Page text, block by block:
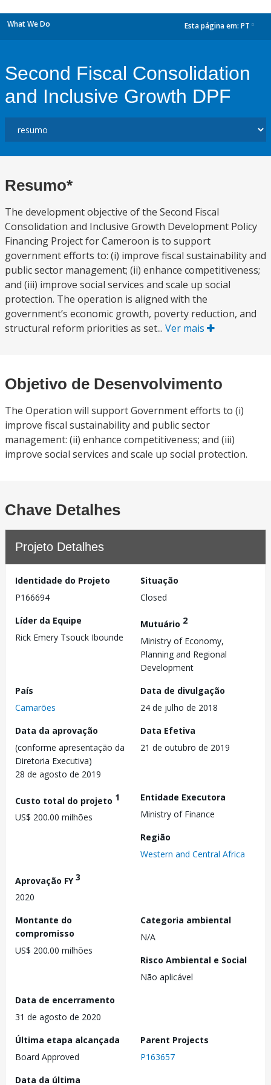
What We Do Esta página em: PT
Second Fiscal Consolidation
and Inclusive Growth DPF
Resumo*
The development objective of the Second Fiscal
Consolidation and Inclusive Growth Development Policy
Financing Project for Cameroon is to support
government efforts to: (i) improve fiscal sustainability and
public sector management; (ii) enhance competitiveness;
and (iii) improve social services and scale up social
protection. The operation is aligned with the
government’s economic growth, poverty reduction, and
structural reform priorities as set... Ver mais
Objetivo de Desenvolvimento
The Operation will support Government efforts to (i)
improve fiscal sustainability and public sector
management: (ii) enhance competitiveness; and (iii)
improve social services and scale up social protection.
Chave Detalhes
Projeto Detalhes
Identidade do Projeto
P166694
Situação
Closed
Líder da Equipe
Rick Emery Tsouck Ibounde
Mutuário 2
Ministry of Economy,
Planning and Regional
Development
País
Camarões
Data de divulgação
24 de julho de 2018
Data da aprovação
(conforme apresentação da
Diretoria Executiva)
28 de agosto de 2019
Data Efetiva
21 de outubro de 2019
Custo total do projeto 1
US$ 200.00 milhões
Entidade Executora
Ministry of Finance
Região
Western and Central Africa
Aprovação FY3
2020
Montante do
compromisso
US$ 200.00 milhões
Categoria ambiental
N/A
Risco Ambiental e Social
Não aplicável
Data de encerramento
31 de agosto de 2020
Última etapa alcançada
Board Approved
Parent Projects
P163657
Data da última